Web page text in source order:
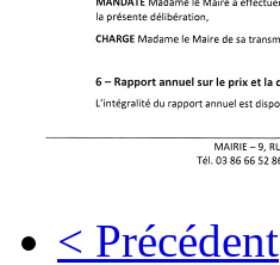
< Précédent